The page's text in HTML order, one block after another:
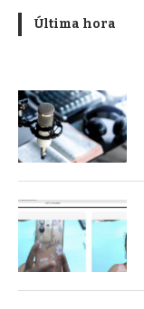
Última hora